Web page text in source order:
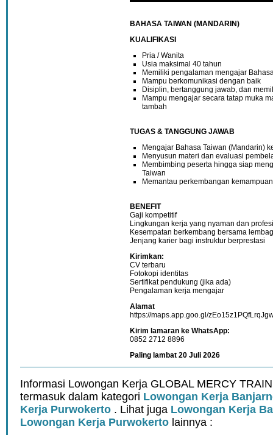
BAHASA TAIWAN (MANDARIN)
KUALIFIKASI
Pria / Wanita
Usia maksimal 40 tahun
Memiliki pengalaman mengajar
Mampu berkomunikasi dengan baik
Disiplin, bertanggung jawab, dan
Mampu mengajar secara tatap muka
tambah
TUGAS & TANGGUNG JAWAB
Mengajar Bahasa Taiwan (Mandarin)
Menyusun materi dan evaluasi
Membimbing peserta hingga siap
Taiwan
Memantau perkembangan
BENEFIT
Gaji kompetitif
Lingkungan kerja yang nyaman dan
Kesempatan berkembang bersama
Jenjang karier bagi instruktur berprestasi
Kirimkan:
CV terbaru
Fotokopi identitas
Sertifikat pendukung (jika ada)
Pengalaman kerja mengajar
Alamat
https://maps.app.goo.gl/
Kirim lamaran ke WhatsApp:
0852 2712 8896
Paling lambat 20 Juli 2026
Informasi Lowongan Kerja GLOBAL MERCY
termasuk dalam kategori Lowongan Kerja
Kerja Purwokerto . Lihat juga Lowongan Kerja
Lowongan Kerja Purwokerto lainnya :